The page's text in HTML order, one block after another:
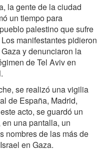
la gente de la ciudad
un tiempo para
palestino que sufre
manifestantes pidieron
y denunciaron la
de Tel Aviv en
se realizó una vigilia
de España, Madrid,
acto, se guardó un
una pantalla, un
nombres de las más de
en Gaza.